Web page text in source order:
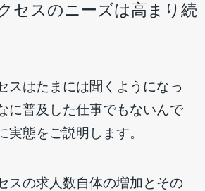
セスのニーズは高まり続
スはたまには聞くようになっ
に普及した仕事でもないんで
実態をご説明します。
スの求人数自体の増加とその